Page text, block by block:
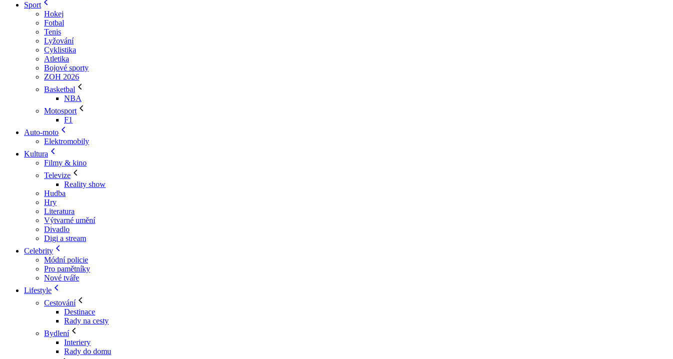
Sport
Hokej
Fotbal
Tenis
Lyžování
Cyklistika
Atletika
Bojové sporty
ZOH 2026
Basketbal
NBA
Motosport
F1
Auto-moto
Elektromobily
Kultura
Filmy & kino
Televize
Reality show
Hudba
Hry
Literatura
Výtvarné umění
Divadlo
Digi a stream
Celebrity
Módní policie
Pro pamětníky
Nové tváře
Lifestyle
Cestování
Destinace
Rady na cesty
Bydlení
Interiery
Rady do domu